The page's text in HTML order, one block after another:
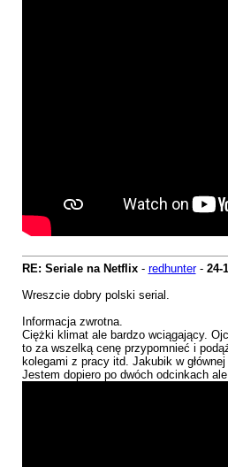
RE: Seriale na Netflix- redhunter- 24-
Wreszcie dobry polski serial.
Informacja zwrotna.
Ciężki klimat ale bardzo wciągający.
to za wszelką cenę przypomnieć i
kolegami z pracy itd. Jakubik w
Jestem dopiero po dwóch odcinkach